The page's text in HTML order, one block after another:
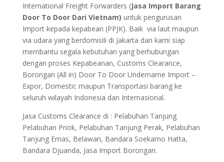
International Freight Forwarders (Jasa Import Barang
Door To Door Dari Vietnam) untuk pengurusan
Import kepada kepabean (PPJK). Baik via laut maupun
via udara yang berdomisili di Jakarta dan kami siap
membantu segala kebutuhan yang berhubungan
dengan proses Kepabeanan, Customs Clearance,
Borongan (All in) Door To Door Undername Import –
Expor, Domestic maupun Transportasi barang ke
seluruh wilayah Indonesia dan Internasional.
Jasa Customs Clearance di : Pelabuhan Tanjung.
Pelabuhan Priok, Pelabuhan Tanjung Perak, Pelabuhan
Tanjung Emas, Belawan, Bandara Soekarno Hatta,
Bandara Djuanda, Jasa Import Borongan.